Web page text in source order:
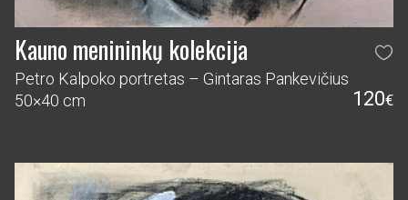
Kauno menininkų kolekcija
Petro Kalpoko portretas – Gintaras Pankevičius
50×40 cm
120€